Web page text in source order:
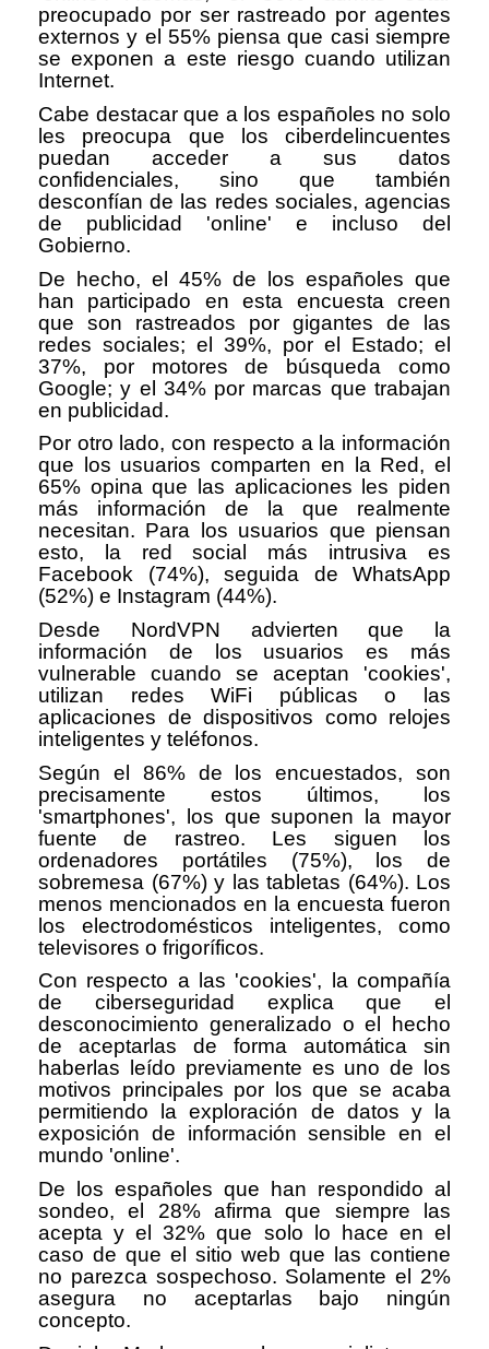
preocupado por ser rastreado por agentes
externos y el 55% piensa que casi siempre
se exponen a este riesgo cuando utilizan
Internet.
Cabe destacar que a los españoles no solo
les preocupa que los ciberdelincuentes
puedan acceder a sus datos
confidenciales, sino que también
desconfían de las redes sociales, agencias
de publicidad 'online' e incluso del
Gobierno.
De hecho, el 45% de los españoles que
han participado en esta encuesta creen
que son rastreados por gigantes de las
redes sociales; el 39%, por el Estado; el
37%, por motores de búsqueda como
Google; y el 34% por marcas que trabajan
en publicidad.
Por otro lado, con respecto a la información
que los usuarios comparten en la Red, el
65% opina que las aplicaciones les piden
más información de la que realmente
necesitan. Para los usuarios que piensan
esto, la red social más intrusiva es
Facebook (74%), seguida de WhatsApp
(52%) e Instagram (44%).
Desde NordVPN advierten que la
información de los usuarios es más
vulnerable cuando se aceptan 'cookies',
utilizan redes WiFi públicas o las
aplicaciones de dispositivos como relojes
inteligentes y teléfonos.
Según el 86% de los encuestados, son
precisamente estos últimos, los
'smartphones', los que suponen la mayor
fuente de rastreo. Les siguen los
ordenadores portátiles (75%), los de
sobremesa (67%) y las tabletas (64%). Los
menos mencionados en la encuesta fueron
los electrodomésticos inteligentes, como
televisores o frigoríficos.
Con respecto a las 'cookies', la compañía
de ciberseguridad explica que el
desconocimiento generalizado o el hecho
de aceptarlas de forma automática sin
haberlas leído previamente es uno de los
motivos principales por los que se acaba
permitiendo la exploración de datos y la
exposición de información sensible en el
mundo 'online'.
De los españoles que han respondido al
sondeo, el 28% afirma que siempre las
acepta y el 32% que solo lo hace en el
caso de que el sitio web que las contiene
no parezca sospechoso. Solamente el 2%
asegura no aceptarlas bajo ningún
concepto.